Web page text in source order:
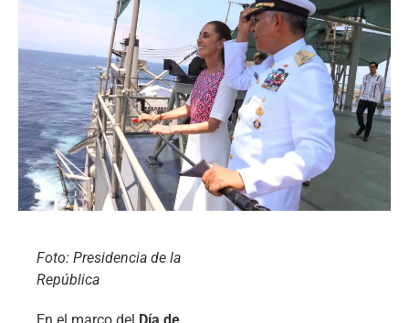
Foto: Presidencia de la
República
En el marco del Día de